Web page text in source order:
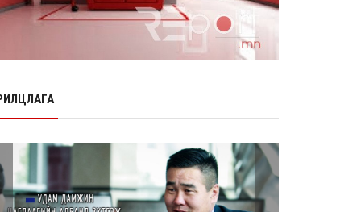
Өчигдөр согтуугаар тээврийн
хэрэгсэл жолоодсон 95 хэрэг
8 сарын 06, 2026
НӨАТ-ын буцаан олголтыг 8 хувь
болгох өргөдөлд 14 мянга гаруй
иргэн дэмжиж гарын ...
8 сарын 05, 2026